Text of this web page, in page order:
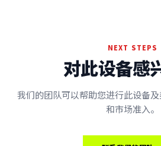
NEXT STEPS
对此设备感
我们的团队可以帮助您进行此设备
和市场准入。